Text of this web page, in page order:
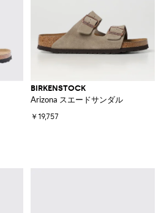
BIRKENSTOCK
Arizona スエードサンダル
￥19,757